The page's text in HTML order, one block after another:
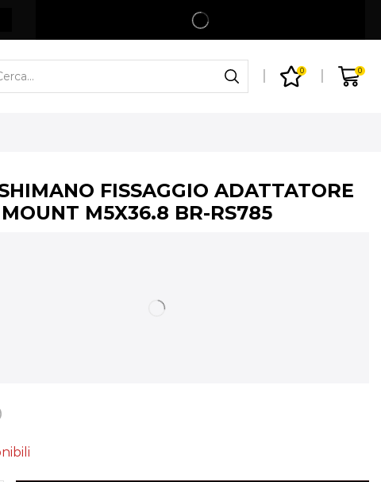
Spedizione gratuita per ordini superiori a 99€
0 0
FISSAGGIO ADATTATORE
M5X36.8 BR-RS785